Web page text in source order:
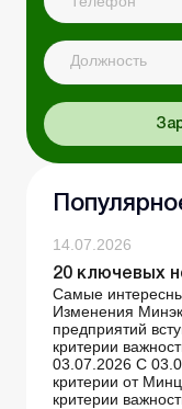
Должность
14.07.2026
20 ключевых
Самые
Изменения
предприятий
критерии
03.07.2026 С
критерии от
критерии